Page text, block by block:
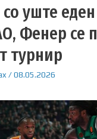
уште
Фенер се
турнир
/08.05.2026